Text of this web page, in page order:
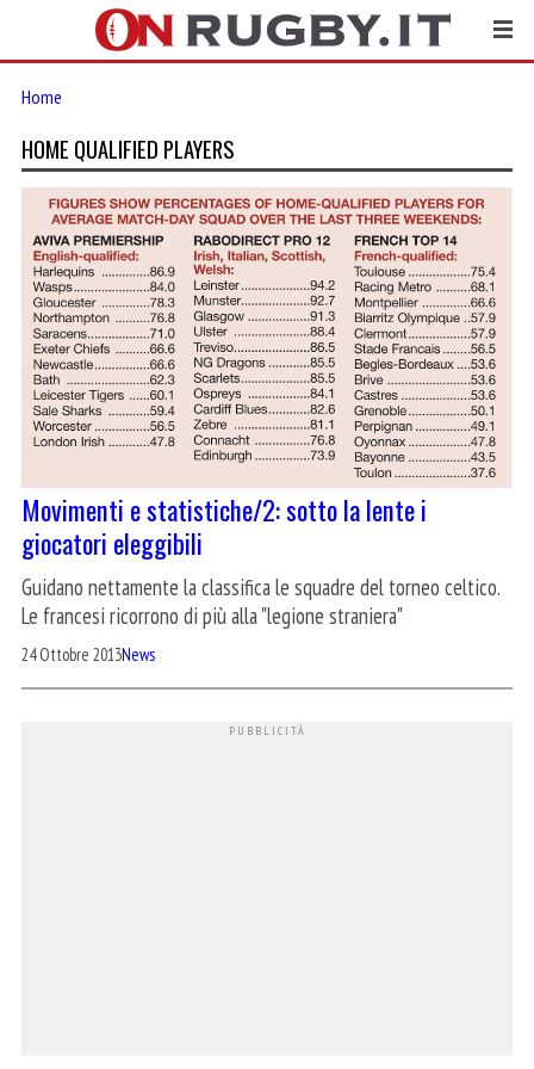
Home
HOME QUALIFIED PLAYERS
Movimenti e statistiche/2: sotto la lente i
giocatori eleggibili
Guidano nettamente la classifica le squadre del torneo celtico.
Le francesi ricorrono di più alla "legione straniera"
24 Ottobre 2013News